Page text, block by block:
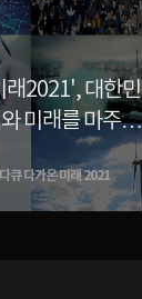
래2021', 대한민
미래를 마주하
큐 다가온 미래 2021